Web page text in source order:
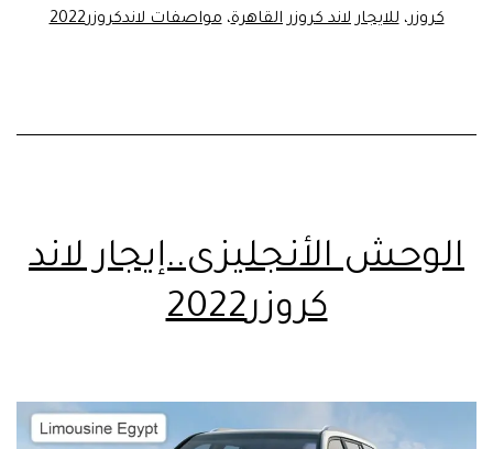
كروزر،للايجار لاند كروزر القاهرة،مواصفات لاندكروزر2022
الوحش الأنجليزى..إيجار لاند
كروزر2022